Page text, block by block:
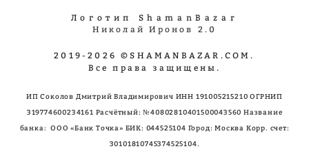
Логотип ShamanBazar
Николай Иронов 2.0
2019-2026 ©SHAMANBAZAR.COM.
Все права защищены.
ИП Соколов Дмитрий Владимирович ИНН 191005215210 ОГРНИП
319774600234161 Расчётный: №40802810401500043560 Название
банка: ООО «Банк Точка» БИК: 044525104 Город: Москва Корр. счет:
30101810745374525104.